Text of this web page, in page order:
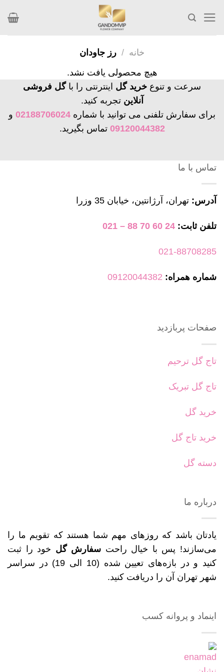
content
خانه / رز جاودان
هیچ محصولی یافت نشد.
سرعت و تنوع خرید گل اینترنتی را باگل فروشی
آنلاین تجربه کنید.
برای سفارش تلفنی می توانید با شماره 02188706024 و
09120044382 تماس بگیرید.
تماس با ما
آدرس: تهران، آرژانتین، خیابان 35 وزرا
تلفن ثابت: 24 60 70 88 – 021
021-88708285
شماره همراه: 09120044382
صفحات پربازدید
تاج گل ترحیم
تاج گل تبریک
خرید گل
خرید تاج گل
دسته گل
درباره ما
یادتان باشد که روزهای مهم شما هستند که تقویم ما را
می‌سازند! پس با خیال راحت سفارش گل خود را ثبت
کنید و در بازه‌های تعیین شده (10 الی 19) در سراسر
شهر تهران آن را دریافت کنید.
اینماد و پروانه کسب